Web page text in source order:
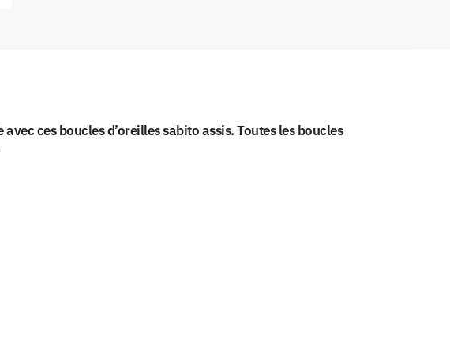
ces boucles d’oreilles sabito assis. Toutes les boucles